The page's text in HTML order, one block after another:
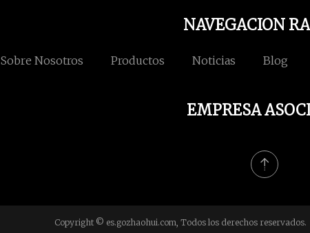
NAVEGACION
Sobre Nosotros Productos Noticias Blog
EMPRESA
Copyright © es.gozhaohui.com, Todos los derechos reservados.